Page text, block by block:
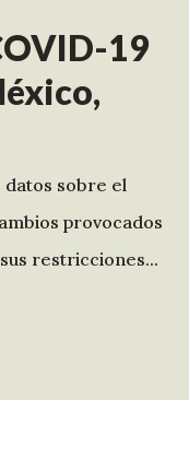
19
datos sobre el
provocados
restricciones...